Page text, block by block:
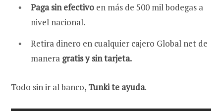
Paga sin efectivo en más de 500 mil bodegas a
nivel nacional.
Retira dinero en cualquier cajero Global net de
manera gratis y sin tarjeta.
Todo sin ir al banco, Tunki te ayuda.